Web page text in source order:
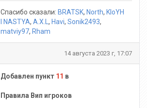
Спасибо сказали: BRATSK, North, KloYH
l NASTYA, A.X.L , Havi, Sonik2493,
matviy97, Rham
14 августа 2023 г, 17:07
Добавлен пункт 11 в
Правила Вип игроков